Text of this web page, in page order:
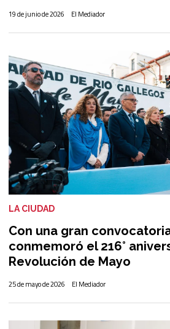
El Mediador
19 de junio de 2026
Con una gran
conmemoró el 216°
Revolución de Mayo
El Mediador
LA CIUDAD
25 de mayo de 2026